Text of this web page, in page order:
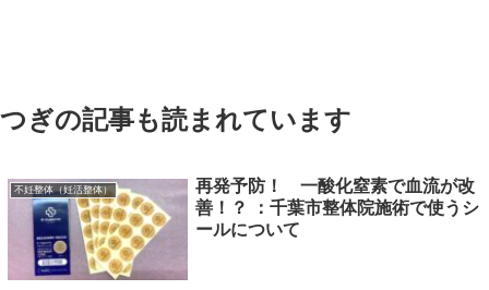
つぎの記事も読まれています
不妊整体（妊活整体）
再発予防！ 一酸化窒素で血流が改
善！？ ：千葉市整体院施術で使うシ
ールについて